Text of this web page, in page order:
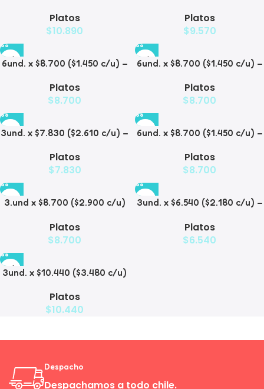
para Mascotas
Platos
$10.890
Mascotas
Platos
$9.570
6und. x $8.700 ($1.450 c/u) –
Platos
$8.700
6und. x $8.700 ($1.450 c/u) –
Floral
Platos
$8.700
3und. x $7.830 ($2.610 c/u) –
Mascotas
Platos
$7.830
6und. x $8.700 ($1.450 c/u) –
Mascotas
Platos
$8.700
3.und x $8.700 ($2.900 c/u)
Mascotas
Platos
$8.700
3und. x $6.540 ($2.180 c/u) –
Mascotas con Diseño
Decorativo
Platos
$6.540
3und. x $10.440 ($3.480 c/u)
Mascotas con Bowl de Acero
Platos
$10.440
Despacho
Despachamos a todo chile.